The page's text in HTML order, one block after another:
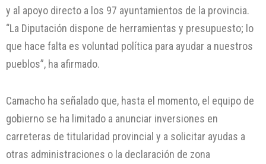
y al apoyo directo a los 97 ayuntamientos de la provincia.
“La Diputación dispone de herramientas y presupuesto; lo
que hace falta es voluntad política para ayudar a nuestros
pueblos”, ha afirmado.
Camacho ha señalado que, hasta el momento, el equipo de
gobierno se ha limitado a anunciar inversiones en
carreteras de titularidad provincial y a solicitar ayudas a
otras administraciones o la declaración de zona